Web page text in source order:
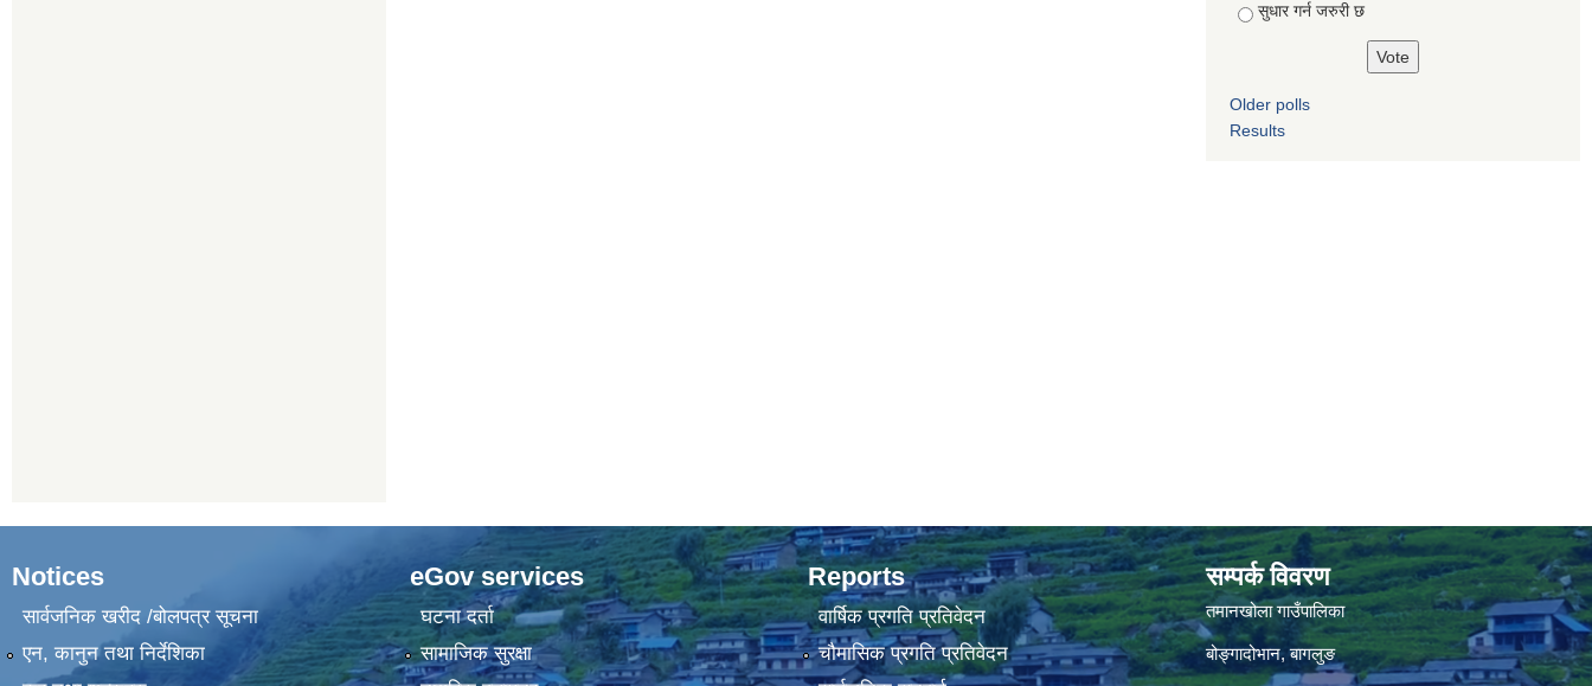
सुधार गर्न जरुरी छ
Older polls
Results
Notices
सार्वजनिक खरीद /बोलपत्र सूचना
एन, कानुन तथा निर्देशिका
eGov services
घटना दर्ता
सामाजिक सुरक्षा
Reports
वार्षिक प्रगति प्रतिवेदन
चौमासिक प्रगति प्रतिवेदन
सम्पर्क विवरण
तमानखोला गाउँपालिका
बोङ्गादोभान, बागलुङ